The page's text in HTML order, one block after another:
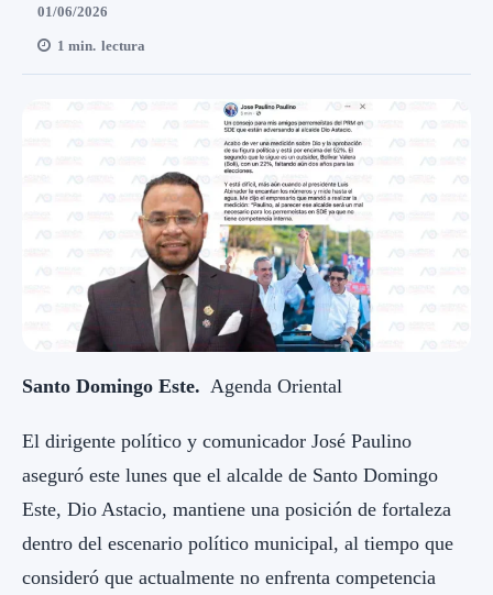
01/06/2026
1 min. lectura
Santo Domingo Este. Agenda Oriental
El dirigente político y comunicador José Paulino
aseguró este lunes que el alcalde de Santo Domingo
Este, Dio Astacio, mantiene una posición de fortaleza
dentro del escenario político municipal, al tiempo que
consideró que actualmente no enfrenta competencia